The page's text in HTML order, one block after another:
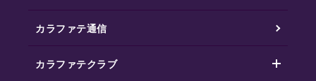
カラファテ通信
カラファテクラブ